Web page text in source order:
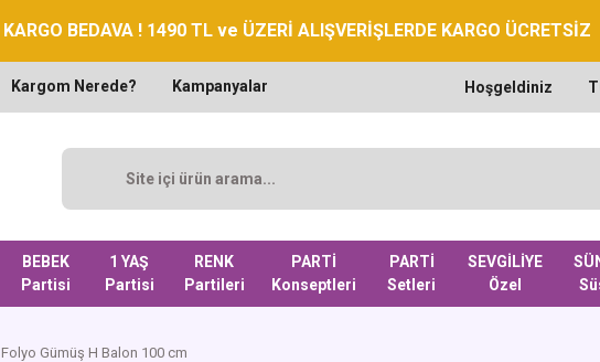
KARGO BEDAVA ! 1490 TL ve ÜZERİ ALIŞVERİŞLERDE KARGO ÜCRETSİZ
Kargom Nerede? Kampanyalar Hoşgeldiniz
BEBEK
Partisi
1 YAŞ
Partisi
RENK
Partileri
PARTİ
Konseptleri
PARTİ
Setleri
SEVGİLİYE
Özel
Folyo Gümüş H Balon 100 cm